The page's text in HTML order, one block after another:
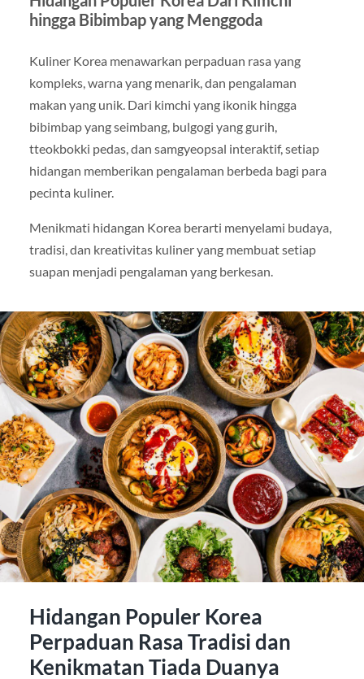
hingga Bibimbap yang Menggoda
Kuliner Korea menawarkan perpaduan rasa yang
kompleks, warna yang menarik, dan pengalaman
makan yang unik. Dari kimchi yang ikonik hingga
bibimbap yang seimbang, bulgogi yang gurih,
tteokbokki pedas, dan samgyeopsal interaktif, setiap
hidangan memberikan pengalaman berbeda bagi para
pecinta kuliner.
Menikmati hidangan Korea berarti menyelami budaya,
tradisi, dan kreativitas kuliner yang membuat setiap
suapan menjadi pengalaman yang berkesan.
Hidangan Populer Korea
Perpaduan Rasa Tradisi dan
Kenikmatan Tiada Duanya